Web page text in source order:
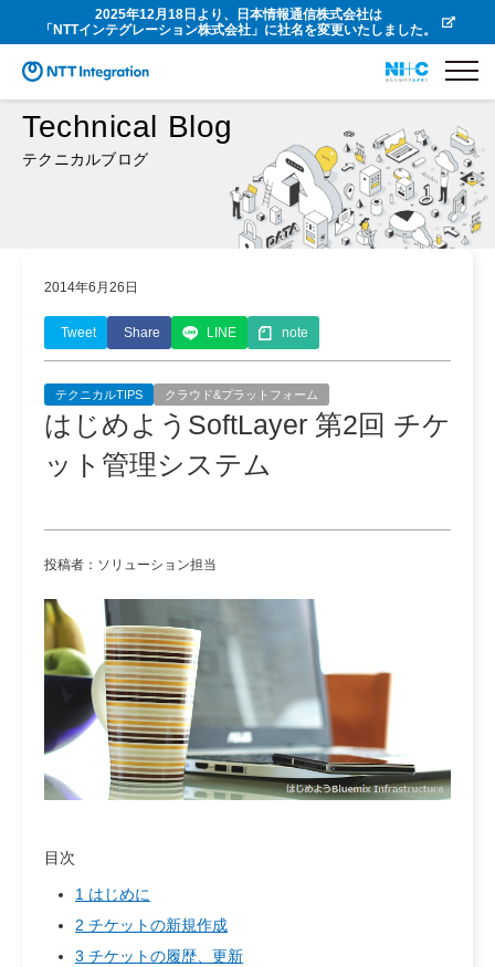
2025年12月18日より、日本情報通信株式会社は
「NTTインテグレーション株式会社」に社名を変更いたしました。
Technical Blog
テクニカルブログ
2014年6月26日
Tweet Share LINE note
テクニカルTIPS クラウド&プラットフォーム
はじめようSoftLayer 第2回 チケ
ット管理システム
投稿者：ソリューション担当
目次
1 はじめに
2 チケットの新規作成
3 チケットの履歴、更新